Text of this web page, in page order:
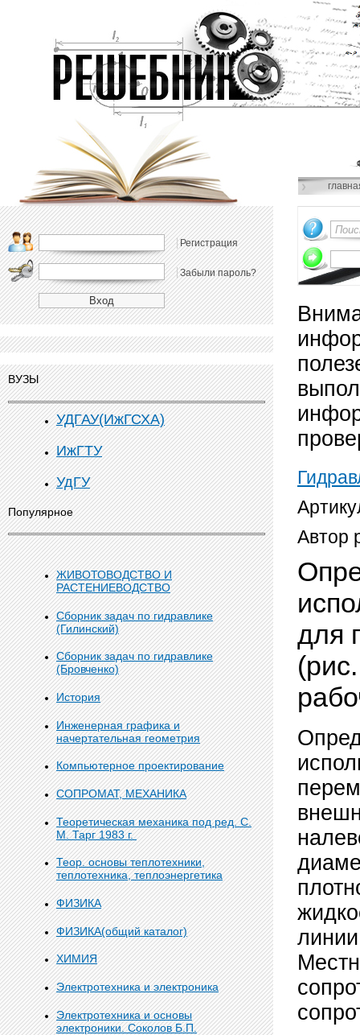
Регистрация
Забыли пароль?
ВУЗЫ
УДГАУ(ИжГСХА)
ИжГТУ
УдГУ
Популярное
ЖИВОТОВОДСТВО И
РАСТЕНИЕВОДСТВО
Сборник задач по гидравлике
(Гилинский)
Сборник задач по гидравлике
(Бровченко)
История
Инженерная графика и
начертательная геометрия
Компьютерное проектирование
СОПРОМАТ, МЕХАНИКА
Теоретическая механика под ред. С.
М. Тарг 1983 г.
Теор. основы теплотехники,
теплотехника, теплоэнергетика
ФИЗИКА
ФИЗИКА(общий каталог)
ХИМИЯ
Электротехника и электроника
Электротехника и основы
электроники. Соколов Б.П.
Автор
для